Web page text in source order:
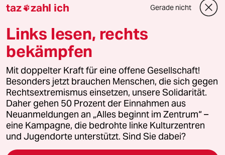
Downloads für Abonnierende
© 2026 taz Verlags und Vertriebs GmbH
Alle Rechte vorbehalten. Bei rechtlichen Fragen oder für Genehmigungen
wenden Sie sich bitte an lizenzen@taz.de
Feedback Redaktionsstatut Kommune-Richtlinien
Leitlinie Informant Datenschutz Impressum AGB
taz zahl ich Gerade nicht
Links lesen, rechts
bekämpfen
Mit doppelter Kraft für eine offene Gesellschaft!
Besonders jetzt brauchen Menschen, die sich gegen
Rechtsextremismus einsetzen, unsere Solidarität.
Daher gehen 50 Prozent der Einnahmen aus
Neuanmeldungen an „Alles beginnt im Zentrum“ –
eine Kampagne, die bedrohte linke Kulturzentren
und Jugendorte unterstützt. Sind Sie dabei?